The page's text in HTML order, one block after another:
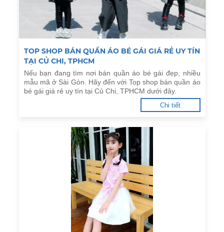
TOP SHOP BÁN QUẦN ÁO BÉ GÁI GIÁ RẺ UY TÍN
TẠI CỦ CHI, TPHCM
Nếu bạn đang tìm nơi bán quần áo bé gái đẹp, nhiều
mẫu mã ở Sài Gòn. Hãy đến với Top shop bán quần áo
bé gái giá rẻ uy tín tại Củ Chi, TPHCM dưới đây.
Chi tiết